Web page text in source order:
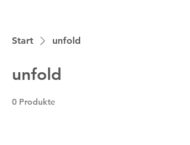
Start unfold
unfold
0 Produkte